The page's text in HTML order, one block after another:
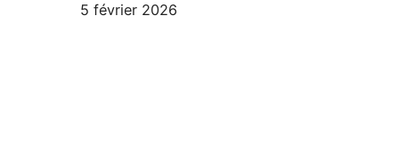
5 février 2026